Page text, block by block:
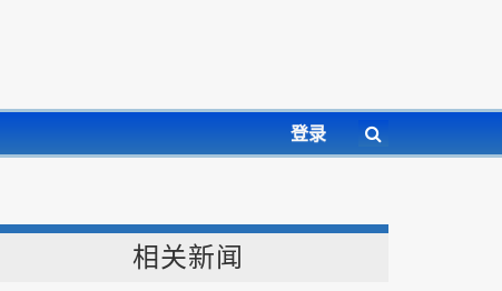
登录
相关新闻